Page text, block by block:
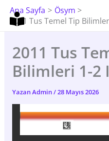
İçeriğe
Atla
Ana Sayfa
Ösym
2011 Tus Temel Tip
2011 Tus
Bilimleri 1-2
YazanAdmin/28 Mayıs 2026